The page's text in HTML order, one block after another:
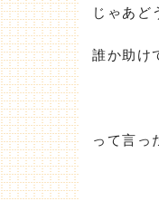
じゃあど
誰か助け
って言っ